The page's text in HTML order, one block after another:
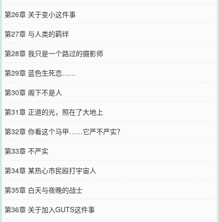
第26章 关于变小这件事
第27章 与人类的羁绊
第28章 我只是一个路过的摄影师
第29章 蓝色生死恋……
第30章 阁下不是人
第31章 正道的光，照在了大地上
第32章 你看这个马甲……它严不严实？
第33章 不严实
第34章 某热心市民殴打宇宙人
第35章 白天与夜晚的战士
第36章 关于加入GUTS这件事